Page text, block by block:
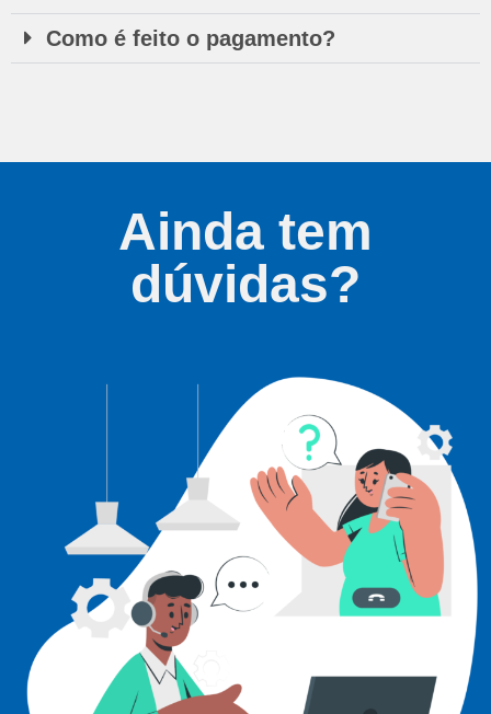
Como é feito o pagamento?
Ainda tem
dúvidas?